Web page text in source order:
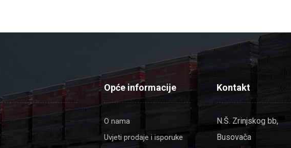
Opće informacije
O nama
Uvjeti prodaje i isporuke
Kontakt
N.Š. Zrinjskog bb,
Busovača